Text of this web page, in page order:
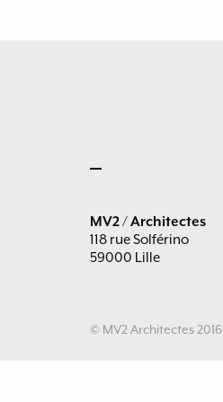
MV2 / Architectes
118 rue Solférino
59000 Lille
© MV2 Architectes 2016